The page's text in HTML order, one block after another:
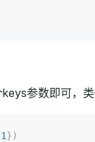
参数即可，类
1})